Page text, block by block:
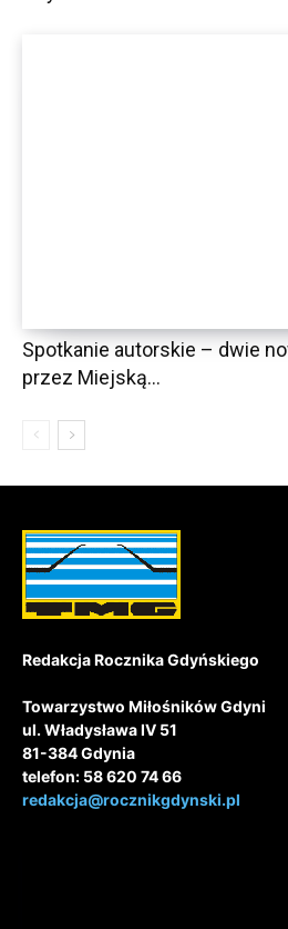
Spotkanie autorskie – dwie
przez Miejską...
Redakcja Rocznika Gdyńskiego
Towarzystwo Miłośników Gdyni
ul. Władysława IV 51
81-384 Gdynia
telefon: 58 620 74 66
redakcja@rocznikgdynski.pl